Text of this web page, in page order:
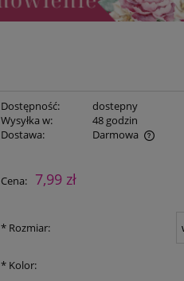
Dostępność:
dostepny
Wysyłka w:
48 godzin
Dostawa:
Darmowa
Cena: 7,99 zł
* Rozmiar:
* Kolor: